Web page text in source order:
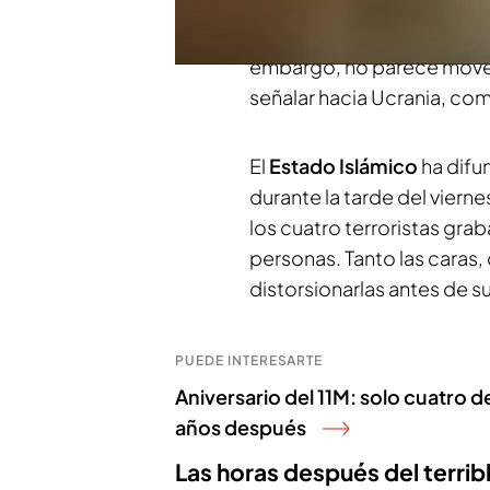
embargo, no parece
señalar hacia Ucrania,
El Estado Islámico ha
durante la tarde del
los cuatro terroristas
personas. Tanto las
distorsionarlas antes de
PUEDE INTERESARTE
Aniversario del 11M: solo cuatro
años después
Las horas después del